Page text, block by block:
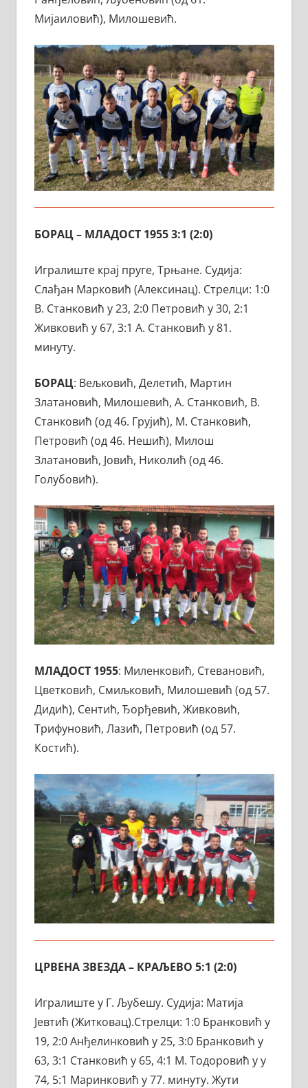
Мијаиловић), Милошевић.
БОРАЦ – МЛАДОСТ 1955 3:1 (2:0)
Игралиште крај пруге, Трњане. Судија:
Слађан Марковић (Алексинац). Стрелци: 1:0
В. Станковић у 23, 2:0 Петровић у 30, 2:1
Живковић у 67, 3:1 А. Станковић у 81.
минуту.
БОРАЦ: Вељковић, Делетић, Мартин
Златановић, Милошевић, А. Станковић, В.
Станковић (од 46. Грујић), М. Станковић,
Петровић (од 46. Нешић), Милош
Златановић, Јовић, Николић (од 46.
Голубовић).
МЛАДОСТ 1955: Миленковић, Стевановић,
Цветковић, Смиљковић, Милошевић (од 57.
Дидић), Сентић, Ђорђевић, Живковић,
Трифуновић, Лазић, Петровић (од 57.
Костић).
ЦРВЕНА ЗВЕЗДА – КРАЉЕВО 5:1 (2:0)
Игралиште у Г. Љубешу. Судија: Матија
Јевтић (Житковац).Стрелци: 1:0 Бранковић у
19, 2:0 Анђелинковић у 25, 3:0 Бранковић у
63, 3:1 Станковић у 65, 4:1 М. Тодоровић у у
74, 5:1 Маринковић у 77. минуту. Жути